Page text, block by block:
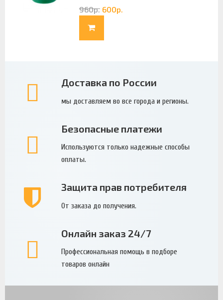
960р. 600р.
Доставка по России
мы доставляем во все города и регионы.
Безопасные платежи
Используются только надежные способы
оплаты.
Защита прав потребителя
От заказа до получения.
Онлайн заказ 24/7
Профессиональная помощь в подборе
товаров онлайн